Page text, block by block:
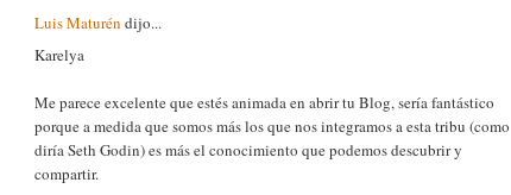
Luis Maturén dijo...
Karelya
Me parece excelente que estés animada en abrir tu Blog, sería fantástico
porque a medida que somos más los que nos integramos a esta tribu (como
diría Seth Godin) es más el conocimiento que podemos descubrir y
compartir.